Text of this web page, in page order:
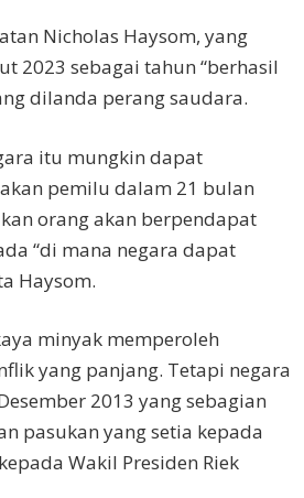
Nicholas Haysom, yang
2023 sebagai tahun “berhasil
dilanda perang saudara.
itu mungkin dapat
pemilu dalam 21 bulan
orang akan berpendapat
“di mana negara dapat
Haysom.
minyak memperoleh
yang panjang. Tetapi negara
2013 yang sebagian
pasukan yang setia kepada
Wakil Presiden Riek